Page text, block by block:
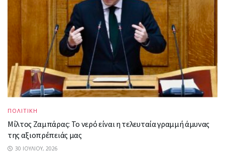
ΠΟΛΙΤΙΚΗ
Μίλτος Ζαμπάρας: Το νερό είναι η τελευταία γραμμή άμυνας
της αξιοπρέπειάς μας
30 ΙΟΥΛΊΟΥ, 2026